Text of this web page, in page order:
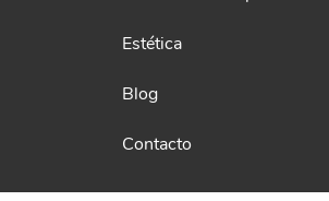
Estética
Blog
Contacto